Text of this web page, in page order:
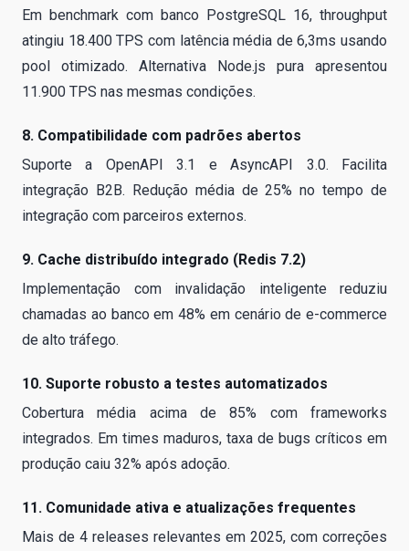
Em benchmark com banco PostgreSQL 16, throughput
atingiu 18.400 TPS com latência média de 6,3ms usando
pool otimizado. Alternativa Node.js pura apresentou
11.900 TPS nas mesmas condições.
8. Compatibilidade com padrões abertos
Suporte a OpenAPI 3.1 e AsyncAPI 3.0. Facilita
integração B2B. Redução média de 25% no tempo de
integração com parceiros externos.
9. Cache distribuído integrado (Redis 7.2)
Implementação com invalidação inteligente reduziu
chamadas ao banco em 48% em cenário de e-commerce
de alto tráfego.
10. Suporte robusto a testes automatizados
Cobertura média acima de 85% com frameworks
integrados. Em times maduros, taxa de bugs críticos em
produção caiu 32% após adoção.
11. Comunidade ativa e atualizações frequentes
Mais de 4 releases relevantes em 2025, com correções